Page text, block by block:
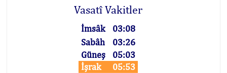
Vasatî Vakitler
İmsâk
03:08
Sabâh
03:26
Güneş
05:03
İşrak
05:53